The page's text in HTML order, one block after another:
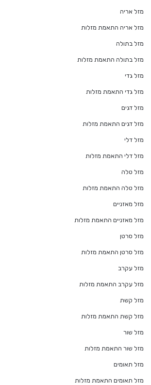
מזל אריה
מזל אריה התאמת מזלות
מזל בתולה
מזל בתולה התאמת מזלות
מזל גדי
מזל גדי התאמת מזלות
מזל דגים
מזל דגים התאמת מזלות
מזל דלי
מזל דלי התאמת מזלות
מזל טלה
מזל טלה התאמת מזלות
מזל מאזניים
מזל מאזניים התאמת מזלות
מזל סרטן
מזל סרטן התאמת מזלות
מזל עקרב
מזל עקרב התאמת מזלות
מזל קשת
מזל קשת התאמת מזלות
מזל שור
מזל שור התאמת מזלות
מזל תאומים
מזל תאומים התאמת מזלות